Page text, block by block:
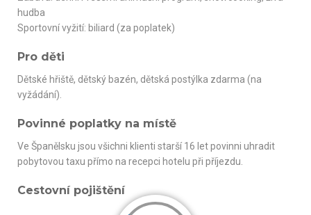
hudba
Sportovní vyžití: biliard (za poplatek)
Pro děti
Dětské hřiště, dětský bazén, dětská postýlka zdarma (na
vyžádání).
Povinné poplatky na místě
Ve Španělsku jsou všichni klienti starší 16 let povinni uhradit
pobytovou taxu přímo na recepci hotelu při příjezdu.
Cestovní pojištění